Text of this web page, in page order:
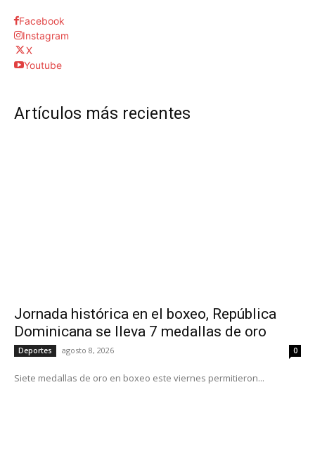
Facebook
Instagram
X
Youtube
Artículos más recientes
Jornada histórica en el boxeo, República
Dominicana se lleva 7 medallas de oro
Deportes agosto 8, 2026 0
Siete medallas de oro en boxeo este viernes permitieron...